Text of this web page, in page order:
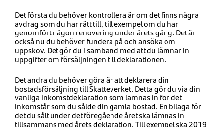
Det första du behöver kontrollera är om det finns några
avdrag som du har rätt till, till exempel om du har
genomfört någon renovering under årets gång. Det är
också nu du behöver fundera på och ansöka om
uppskov. Det gör du i samband med att du lämnar in
uppgifter om försäljningen till deklarationen.
Det andra du behöver göra är att deklarera din
bostadsförsäljning till Skatteverket. Detta gör du via din
vanliga inkomstdeklaration som lämnas in för det
inkomstår som du sålde din gamla bostad. En bilaga för
det du sålt under det föregående året ska lämnas in
tillsammans med årets deklaration. Till exempel ska 2019